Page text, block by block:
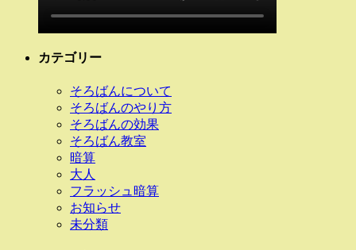
カテゴリー
そろばんについて
そろばんのやり方
そろばんの効果
そろばん教室
暗算
大人
フラッシュ暗算
お知らせ
未分類